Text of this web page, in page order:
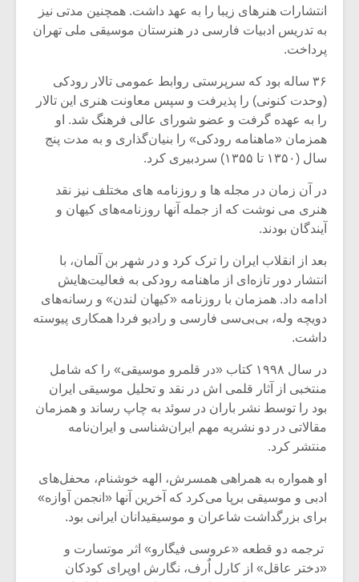
انتشارات هنرهای زیبا را به عهد داشت. همچنین مدتی نیز
به تدریس ادبیات فارسی در هنرستان موسیقی ملی تهران
پرداخت.
۳۶ ساله بود که سرپرستی روابط عمومی تالار رودکی
(وحدت کنونی) را پذیرفت و سپس معاونت هنری این تالار
را به عهده گرفت و عضو شورای عالی فرهنگ شد. او
همزمان «ماهنامه رودکی» را بنیان‌گذاری و به مدت پنج
سال (۱۳۵۰ تا ۱۳۵۵) سردبیری کرد.
در آن زمان در مجله ها و روزنامه های مختلف نیز نقد
هنری می نوشت که از جمله آنها روزنامه‌های کیهان و
آیندگان بودند.
بعد از انقلاب ایران را ترک کرد و در شهر بن آلمان، با
انتشار دور تازه‌ای از ماهنامه رودکی به فعالیت‌هایش
ادامه داد. همزمان با روزنامه «کیهان لندن» و رسانه‌های
دویچه وله، بی‌بی‌سی فارسی و رادیو فردا همکاری پیوسته
داشت.
در سال ۱۹۹۸ کتاب «در قلمرو موسیقی» را که شامل
منتخبی از آثار قلمی اش در نقد و تحلیل موسیقی ایران
بود را توسط نشر باران در سوئد به چاپ رساند و همزمان
مقالاتی در دو نشریه مهم ایران‌شناسی و ایران‌نامه
منتشر کرد.
او همواره به همراهی همسرش، الهه خوشنام، محفل‌های
ادبی و موسیقی برپا می‌کرد که آخرین آنها «انجمن آوازه»
برای بزرگداشت شاعران و موسیقیدانان ایرانی بود.
ترجمه دو قطعه «عروسی فیگارو» اثر موتسارت و
«دختر عاقل» از کارل اٌرف، نگارش اوپرای کودکان
میکلوش روژا
یادداشتی بر موسیقی
متن فیلم «متری
شیش و نیم»
اگر نمی توانی
مشهورترین باشی،
بدنام ترین باش
موریس ژار
دوره
موسیقی